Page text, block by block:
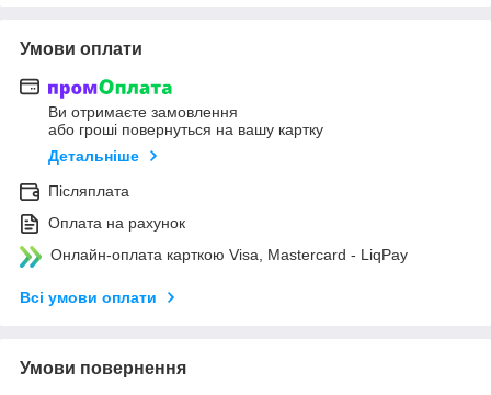
Умови оплати
Ви отримаєте замовлення
або гроші повернуться на вашу картку
Детальніше
Післяплата
Оплата на рахунок
Онлайн-оплата карткою Visa, Mastercard - LiqPay
Всі умови оплати
Умови повернення